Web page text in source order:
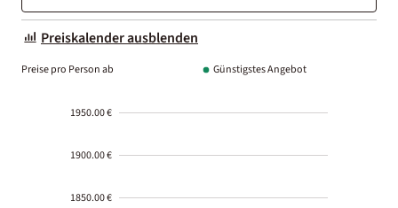
Preiskalender ausblenden
Preise pro Person ab Günstigstes Angebot
1950.00 €
1900.00 €
1850.00 €